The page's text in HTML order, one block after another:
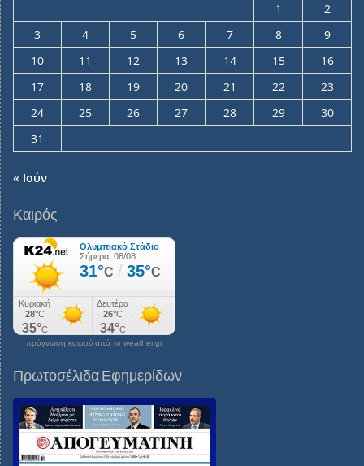
1
2
3
4 5 6 7 8
9
10
11 12 13 14 15
16
17
18 19 20 21 22
23
24
25 26 27 28 29
30
31
« Ιούν
Καιρός
πρόγνωση καιρού από το weather.gr
Πρωτοσέλιδα Εφημερίδων